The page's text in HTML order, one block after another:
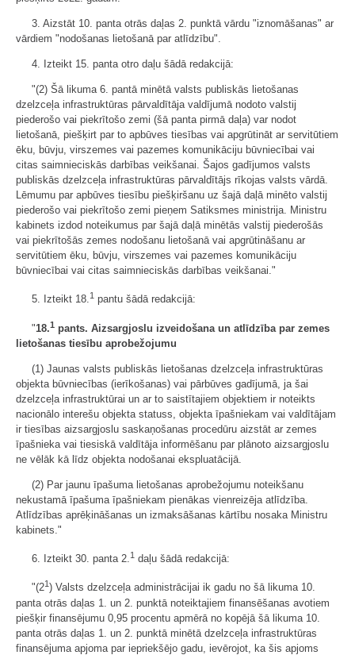
3. Aizstāt 10. panta otrās daļas 2. punktā vārdu "iznomāšanas" ar
vārdiem "nodošanas lietošanā par atlīdzību".
4. Izteikt 15. panta otro daļu šādā redakcijā:
"(2) Šā likuma 6. pantā minētā valsts publiskās lietošanas
dzelzceļa infrastruktūras pārvaldītāja valdījumā nodoto valstij
piederošo vai piekrītošo zemi (šā panta pirmā daļa) var nodot
lietošanā, piešķirt par to apbūves tiesības vai apgrūtināt ar servitūtiem
ēku, būvju, virszemes vai pazemes komunikāciju būvniecībai vai
citas saimnieciskās darbības veikšanai. Šajos gadījumos valsts
publiskās dzelzceļa infrastruktūras pārvaldītājs rīkojas valsts vārdā.
Lēmumu par apbūves tiesību piešķiršanu uz šajā daļā minēto valstij
piederošo vai piekrītošo zemi pieņem Satiksmes ministrija. Ministru
kabinets izdod noteikumus par šajā daļā minētās valstij piederošās
vai piekrītošās zemes nodošanu lietošanā vai apgrūtināšanu ar
servitūtiem ēku, būvju, virszemes vai pazemes komunikāciju
būvniecībai vai citas saimnieciskās darbības veikšanai."
5. Izteikt 18.1 pantu šādā redakcijā:
"18.1 pants. Aizsargjoslu izveidošana un atlīdzība par zemes
lietošanas tiesību aprobežojumu
(1) Jaunas valsts publiskās lietošanas dzelzceļa infrastruktūras
objekta būvniecības (ierīkošanas) vai pārbūves gadījumā, ja šai
dzelzceļa infrastruktūrai un ar to saistītajiem objektiem ir noteikts
nacionālo interešu objekta statuss, objekta īpašniekam vai valdītājam
ir tiesības aizsargjoslu saskaņošanas procedūru aizstāt ar zemes
īpašnieka vai tiesiskā valdītāja informēšanu par plānoto aizsargjoslu
ne vēlāk kā līdz objekta nodošanai ekspluatācijā.
(2) Par jaunu īpašuma lietošanas aprobežojumu noteikšanu
nekustamā īpašuma īpašniekam pienākas vienreizēja atlīdzība.
Atlīdzības aprēķināšanas un izmaksāšanas kārtību nosaka Ministru
kabinets."
6. Izteikt 30. panta 2.1 daļu šādā redakcijā:
"(21 ) Valsts dzelzceļa administrācijai ik gadu no šā likuma 10.
panta otrās daļas 1. un 2. punktā noteiktajiem finansēšanas avotiem
piešķir finansējumu 0,95 procentu apmērā no kopējā šā likuma 10.
panta otrās daļas 1. un 2. punktā minētā dzelzceļa infrastruktūras
finansējuma apjoma par iepriekšējo gadu, ievērojot, ka šis apjoms